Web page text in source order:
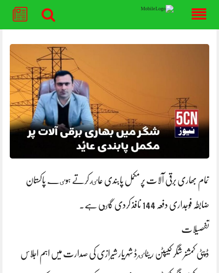
content
تمام بھاری برقی آلات پر مکمل پابندی عاٸد کرتے ہوٸے پاکستان
ضابطہ فوجداری دفعہ 144 نافذ کردی گٸی ہے۔
تفصیلات
ڈپٹی کمشنر شگر کیپٹن ریٹاٸرڈ شہریار شیرازی کی صدارت میں اہم اجلاس